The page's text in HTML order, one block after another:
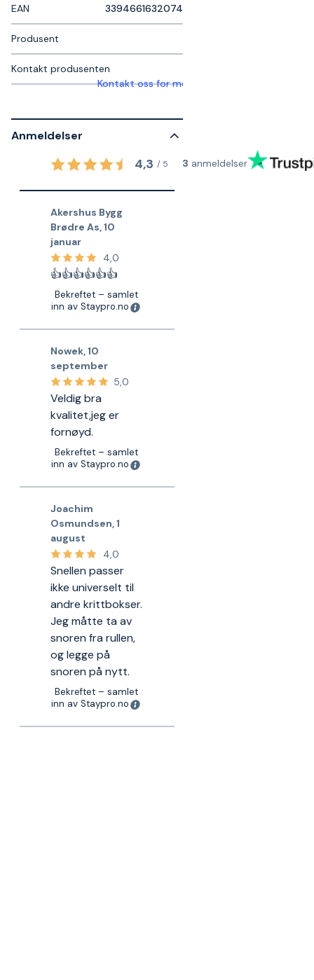
EAN 3394661632074
Produsent
Kontakt produsenten
Kontakt oss for mer informasjon
Anmeldelser
4,3 / 5 3 anmeldelser
Akershus Bygg
Brødre As ,10
januar
4,0
👍👍👍👍👍👍
Bekreftet – samlet
inn av Staypro.no
Nowek ,10
september
5,0
Veldig bra
kvalitet,jeg er
fornøyd.
Bekreftet – samlet
inn av Staypro.no
Joachim
Osmundsen ,1
august
4,0
Snellen passer
ikke universelt til
andre krittbokser.
Jeg måtte ta av
snoren fra rullen,
og legge på
snoren på nytt.
Bekreftet – samlet
inn av Staypro.no